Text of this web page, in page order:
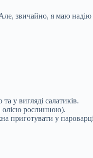
звичайно, я маю
у вигляді салатиків.
олією рослинною).
приготувати у пароварці